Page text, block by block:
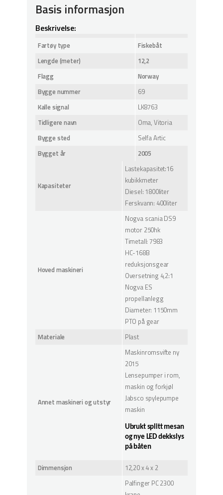
Basis informasjon
Beskrivelse:
Fartøy type
Fiskebåt
Lengde (meter)
12,2
Flagg
Norway
Bygge nummer
69
Kalle signal
LK8763
Tidligere navn
Oma, Vitoria
Bygge sted
Selfa Artic
Bygget år
2005
Kapasiteter
Lastekapasitet:16
kubikkmeter
Diesel: 1800liter
Ferskvann: 400liter
Hoved maskineri
Nogva scania DS9
motor 250hk
Timetall: 7983
HC-168B
reduksjonsgear
Oversetning 4,2:1
Nogva ES
propellanlegg
Diameter: 1150mm
PTO på gear
Materiale
Plast
Annet maskineri og utstyr
Maskinromsvifte ny
2015
Lensepumper i rom,
maskin og forkjøl
Jabsco spylepumpe
maskin
Ubrukt splitt mesan
og nye LED dekkslys
på båten
Dimmensjon
12,20 x 4 x 2
Palfinger PC 2300